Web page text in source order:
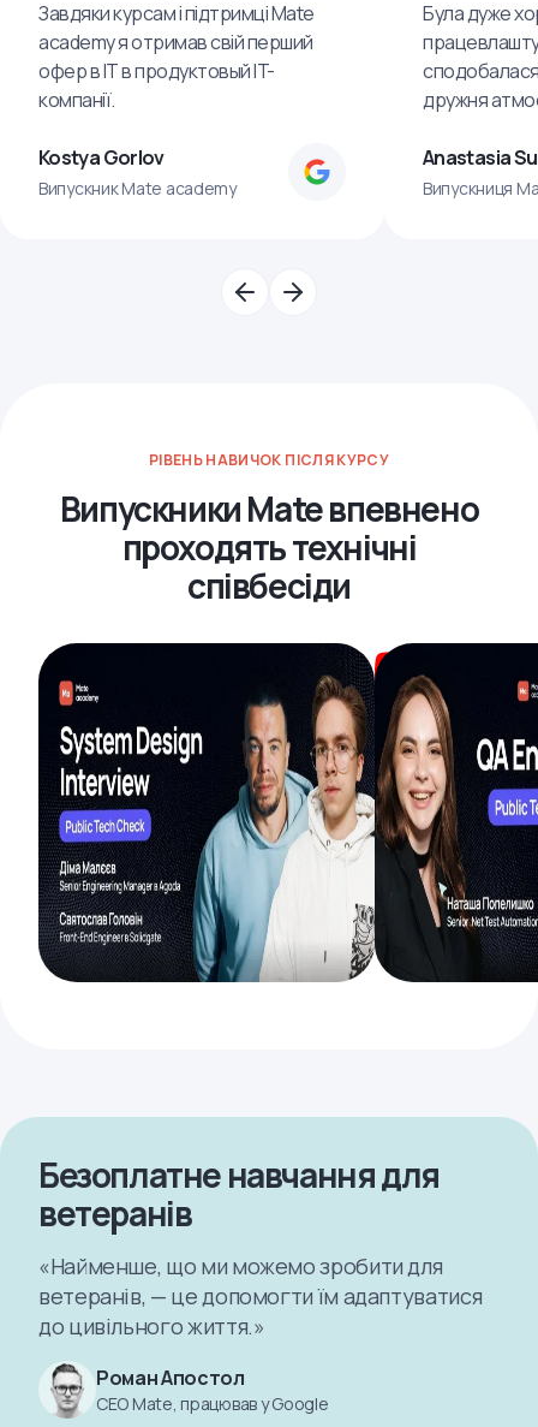
Завдяки курсам і підтримці Mate
academy я отримав свій перший
офер в IT в продуктовый IT-
компанії.
Kostya Gorlov
Випускник Mate academy
Була дуже
дружня
Anastasia
Випускниця
РІВЕНЬ НАВИЧОК ПІСЛЯ КУРСУ
Випускники Mate впевнено
проходять технічні
співбесіди
Безоплатне навчання для
ветеранів
«Найменше, що ми можемо зробити для
ветеранів, — це допомогти їм адаптуватися
до цивільного життя.»
Роман Апостол
CEO Mate, працював у Google